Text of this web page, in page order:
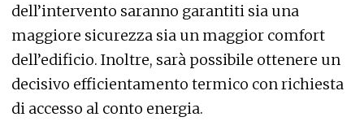
dell’intervento saranno garantiti sia una
maggiore sicurezza sia un maggior comfort
dell’edificio. Inoltre, sarà possibile ottenere un
decisivo efficientamento termico con richiesta
di accesso al conto energia.